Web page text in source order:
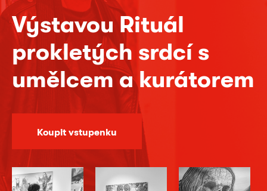
Výstavou Rituál
prokletých srdcí s
umělcem a kurátorem
Koupit vstupenku